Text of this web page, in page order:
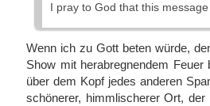
I pray to God that this
Wenn ich zu Gott beten würde,
Show mit herabregnendem
über dem Kopf jedes anderen
schönerer, himmlischerer Ort,